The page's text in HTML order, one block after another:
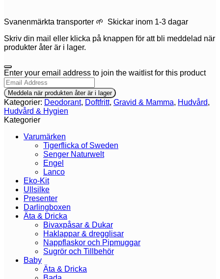
Svanenmärkta transporter 🌱 Skickar inom 1-3 dagar
Skriv din mail eller klicka på knappen för att bli meddelad när
produkter åter är i lager.
Dismiss
notification
Enter your email address to join the waitlist for this product
Meddela när produkten åter är i lager
Kategorier: Deodorant, Doftfritt, Gravid & Mamma, Hudvård,
Hudvård & Hygien
Kategorier
Varumärken
Tigerflicka of Sweden
Senger Naturwelt
Engel
Lanco
Eko-Kit
Ullsilke
Presenter
Darlingboxen
Äta & Dricka
Bivaxpåsar & Dukar
Haklappar & dregglisar
Nappflaskor och Pipmuggar
Sugrör och Tillbehör
Baby
Äta & Dricka